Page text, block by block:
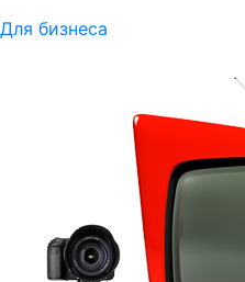
Для бизнеса